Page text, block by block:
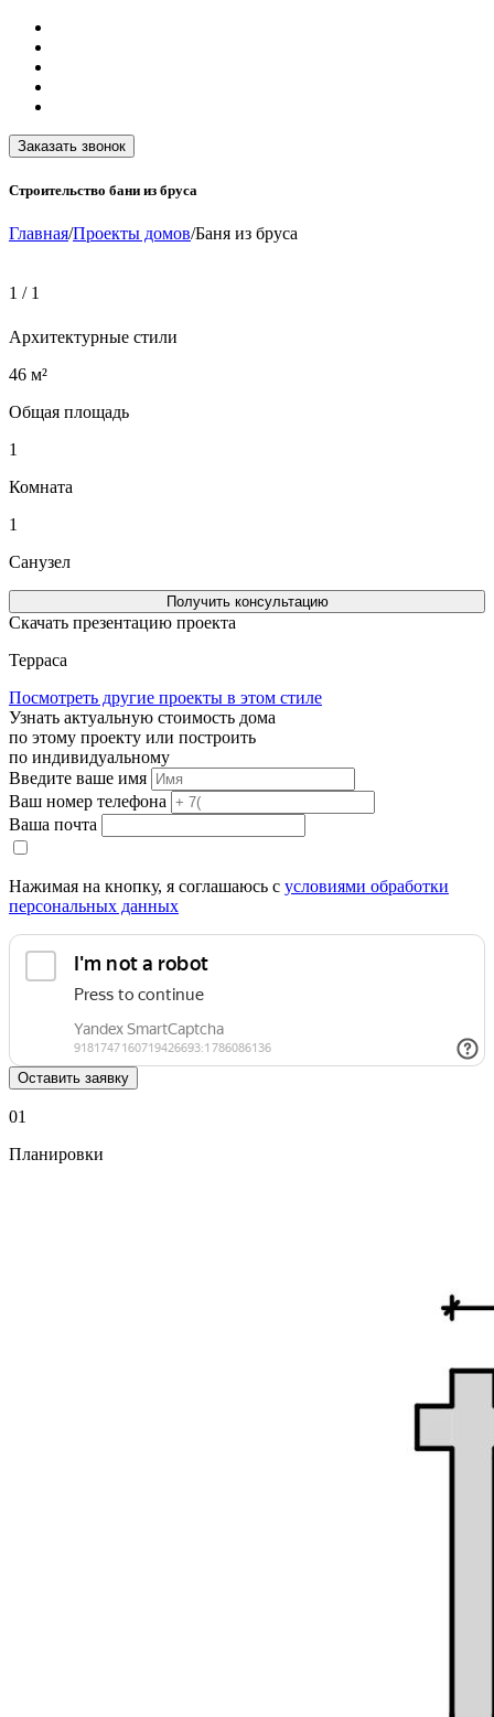
Заказать звонок
Строительство бани из бруса
Главная/Проекты домов/Баня из бруса
1 / 1
Архитектурные стили
46 м²
Общая площадь
1
Комната
1
Санузел
Получить консультацию
Скачать презентацию проекта
Терраса
Посмотреть другие проекты в этом стиле
Узнать актуальную стоимость дома
по этому проекту или построить
по индивидуальному
Введите ваше имя
Ваш номер телефона
Ваша почта
Нажимая на кнопку, я соглашаюсь с условиями обработки
персональных данных
Оставить заявку
01
Планировки